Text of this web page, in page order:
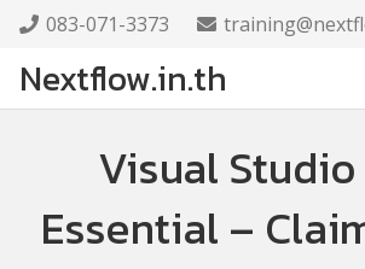
083-071-3373
Nextflow.in.th
Visual
Essential –